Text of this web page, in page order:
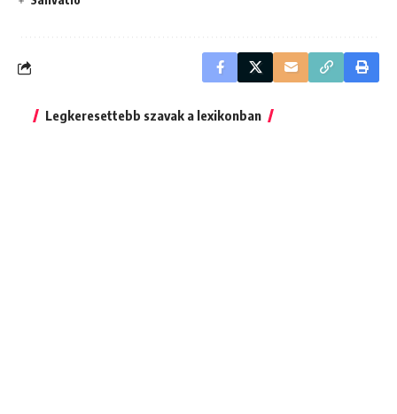
Legkeresettebb szavak a lexikonban